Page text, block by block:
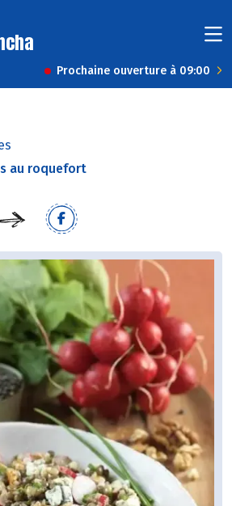
Prochaine ouverture à 09:00
au roquefort